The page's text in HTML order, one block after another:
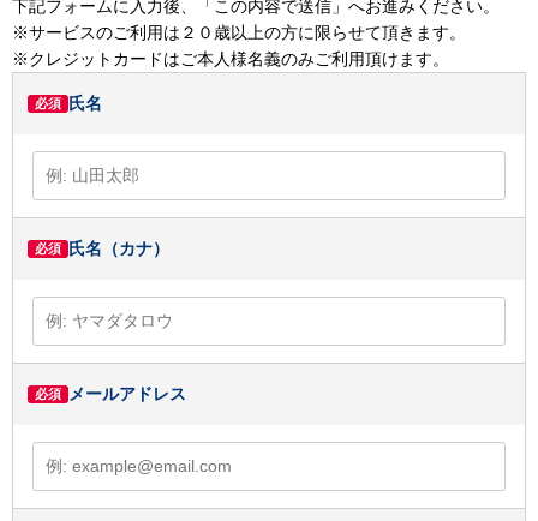
下記フォームに入力後、「この内容で送信」へお進みください。
※サービスのご利用は２０歳以上の方に限らせて頂きます。
※クレジットカードはご本人様名義のみご利用頂けます。
氏名
必須
氏名（カナ）
必須
メールアドレス
必須